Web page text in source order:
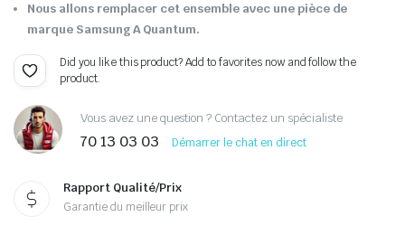
Nous allons remplacer cet ensemble avec une pièce de
marque Samsung A Quantum.
Did you like this product? Add to favorites now and follow the
product.
Vous avez une question ? Contactez un spécialiste
70 13 03 03 Démarrer le chat en direct
Rapport Qualité/Prix
Garantie du meilleur prix